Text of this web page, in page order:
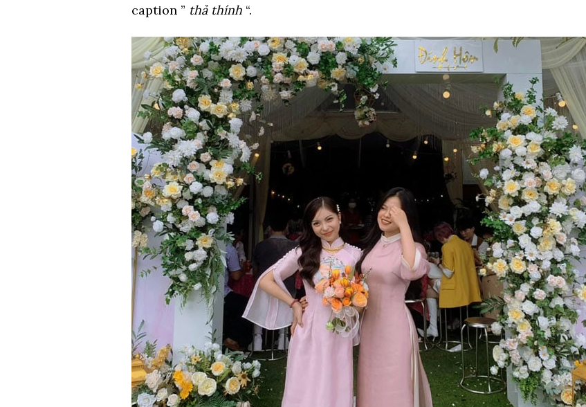
caption ” thả thính “.